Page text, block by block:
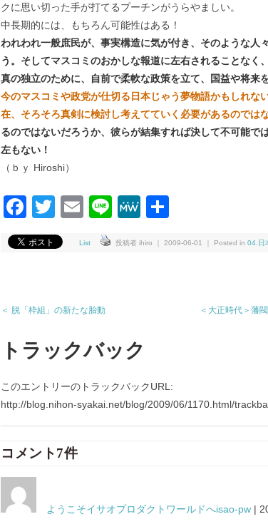
クに思い切った手が打てるプーチンがうらやましい。
中長期的には、もちろん可能性はある！
われわれ一般庶民が、事実構造に気が付き、そのような人
う。そしてマスコミのおかしな報道に左右されることなく
真の独立のために、自前で柔軟な政策を立て、国益や将来
今のマスコミや政党が仕切る日本じゃう夢物語かもしれな
在、そろそろ真剣に検討し考えてていく必要があるのでは
るのではないだろうか、彼らが結集すれば決して不可能で
左もない！
（ｂｙ Hiroshi）
Facebook
Twitter
Email
LineMeWe
List 投稿者 ihiro ｜ 2009-06-01 ｜ Posted in 04.日
＜ 脱「枠組」の新たな胎動 ＜大正時代＞藩
トラックバック
このエントリーのトラックバックURL:
http://blog.nihon-syakai.net/blog/2009/06/1170.html/
コメント7件
ようこそイサオプロダクトワールドへisao-pw |